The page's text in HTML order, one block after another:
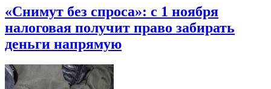
«Снимут без спроса»: с 1 ноября
налоговая получит право забирать
деньги напрямую